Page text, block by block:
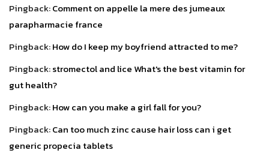
Pingback:Comment on appelle la mere des jumeaux
parapharmacie france
Pingback:How do I keep my boyfriend attracted to me?
Pingback:stromectol and lice What's the best vitamin for
gut health?
Pingback:How can you make a girl fall for you?
Pingback:Can too much zinc cause hair loss can i get
generic propecia tablets